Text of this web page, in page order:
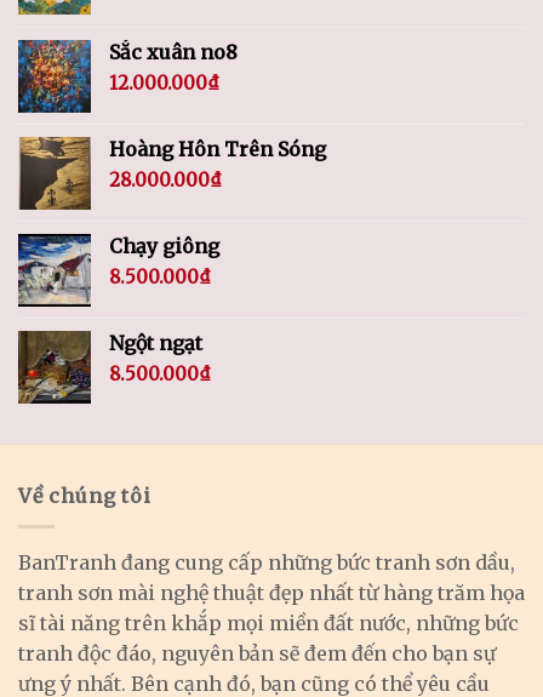
Sắc xuân no8
12.000.000₫
Hoàng Hôn Trên Sóng
28.000.000₫
Chạy giông
8.500.000₫
Ngột ngạt
8.500.000₫
Về chúng tôi
BanTranh đang cung cấp những bức tranh sơn dầu,
tranh sơn mài nghệ thuật đẹp nhất từ hàng trăm họa
sĩ tài năng trên khắp mọi miền đất nước, những bức
tranh độc đáo, nguyên bản sẽ đem đến cho bạn sự
ưng ý nhất. Bên cạnh đó, bạn cũng có thể yêu cầu